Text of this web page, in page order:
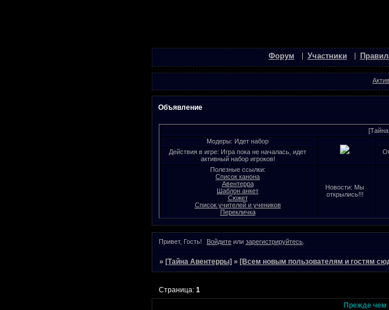
Форум Участники
Объявление
Модеры: Идет набор
Действия в игре: Игра пока не началась, идет
активный набор игроков!
Полезные ссылки:
Список канона
Авентерра
Шаблон анкет
Сюжет
Список учителей и учеников
Перекличка
Новости: Мы
открылись!!!
Привет, Гость! Войдите или зарегистрируйтесь
» [Тайна Авентерры] » [Всем новым пользователям и гостям
Прежде чем
Страница: 1